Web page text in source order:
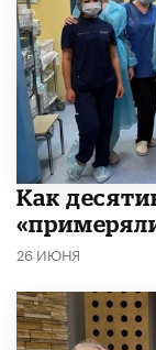
Как
26 ИЮНЯ